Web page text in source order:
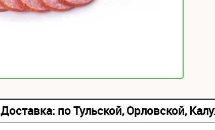
Доставка: по Тульской, Орловской,